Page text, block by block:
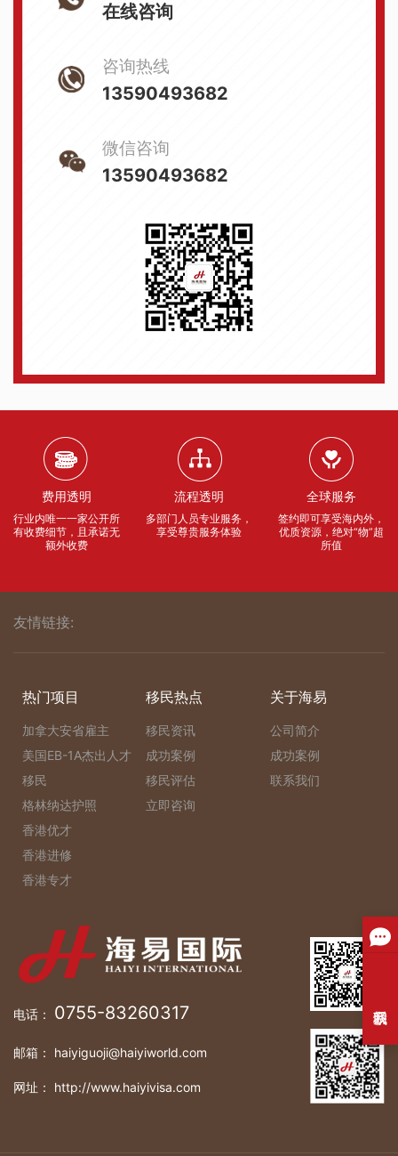
在线咨询
咨询热线
13590493682
微信咨询
13590493682
费用透明
行业内唯一一家公开所
有收费细节，且承诺无
额外收费
流程透明
多部门人员专业服务，
享受尊贵服务体验
全球服务
签约即可享受海内外，
优质资源，绝对“物”超
所值
友情链接:
热门项目
加拿大安省雇主
美国EB-1A杰出人才
移民
格林纳达护照
香港优才
香港进修
香港专才
移民热点
移民资讯
成功案例
移民评估
立即咨询
关于海易
公司简介
成功案例
联系我们
电话： 0755-83260317
邮箱： haiyiguoji@haiyiworld.com
网址： http://www.haiyivisa.com